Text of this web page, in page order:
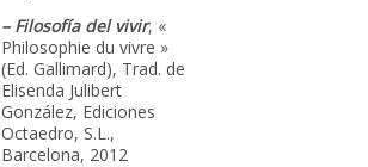
– Filosofía del vivir, «
Philosophie du vivre »
(Ed. Gallimard), Trad. de
Elisenda Julibert
González, Ediciones
Octaedro, S.L.,
Barcelona, 2012